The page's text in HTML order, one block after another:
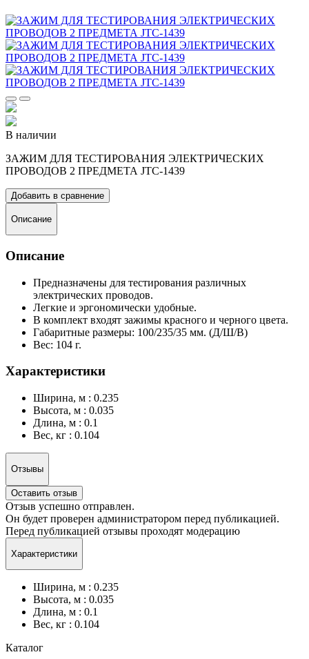
В наличии
ЗАЖИМ ДЛЯ ТЕСТИРОВАНИЯ ЭЛЕКТРИЧЕСКИХ
ПРОВОДОВ 2 ПРЕДМЕТА JTC-1439
Добавить в сравнение
Описание
Описание
Предназначены для тестирования различных
электрических проводов.
Легкие и эргономически удобные.
В комплект входят зажимы красного и черного цвета.
Габаритные размеры: 100/235/35 мм. (Д/Ш/В)
Вес: 104 г.
Характеристики
Ширина, м : 0.235
Высота, м : 0.035
Длина, м : 0.1
Вес, кг : 0.104
Отзывы
Оставить отзыв
Отзыв успешно отправлен.
Он будет проверен администратором перед публикацией.
Перед публикацией отзывы проходят модерацию
Характеристики
Ширина, м : 0.235
Высота, м : 0.035
Длина, м : 0.1
Вес, кг : 0.104
Каталог